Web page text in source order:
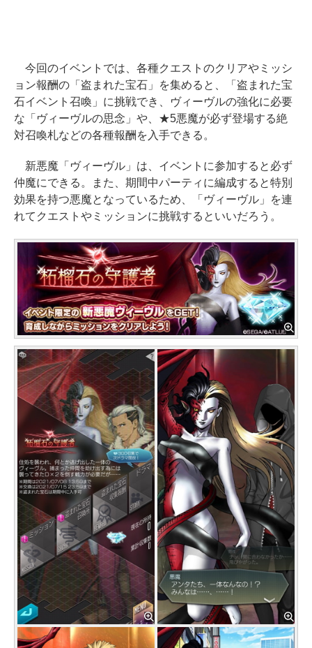
今回のイベントでは、各種クエストのクリアやミッシ
ョン報酬の「盗まれた宝石」を集めると、「盗まれた宝
石イベント召喚」に挑戦でき、ヴィーヴルの強化に必要
な「ヴィーヴルの思念」や、★5悪魔が必ず登場する絶
対召喚札などの各種報酬を入手できる。
新悪魔「ヴィーヴル」は、イベントに参加すると必ず
仲魔にできる。また、期間中パーティに編成すると特別
効果を持つ悪魔となっているため、「ヴィーヴル」を連
れてクエストやミッションに挑戦するといいだろう。